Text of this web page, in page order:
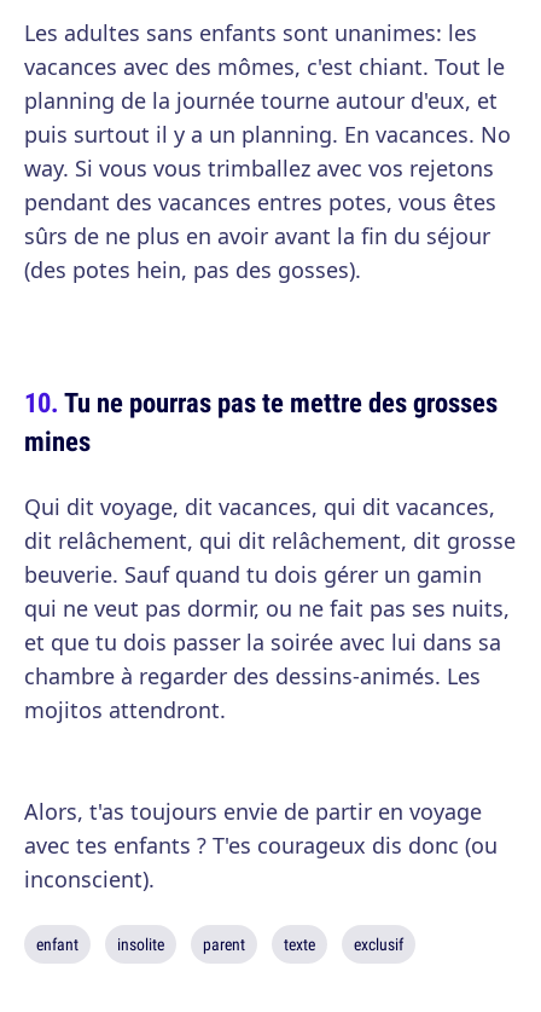
Les adultes sans enfants sont unanimes: les
vacances avec des mômes, c'est chiant. Tout le
planning de la journée tourne autour d'eux, et
puis surtout il y a un planning. En vacances. No
way. Si vous vous trimballez avec vos rejetons
pendant des vacances entres potes, vous êtes
sûrs de ne plus en avoir avant la fin du séjour
(des potes hein, pas des gosses).
Tu ne pourras pas te mettre des grosses
mines
Qui dit voyage, dit vacances, qui dit vacances,
dit relâchement, qui dit relâchement, dit grosse
beuverie. Sauf quand tu dois gérer un gamin
qui ne veut pas dormir, ou ne fait pas ses nuits,
et que tu dois passer la soirée avec lui dans sa
chambre à regarder des dessins-animés. Les
mojitos attendront.
Alors, t'as toujours envie de partir en voyage
avec tes enfants ? T'es courageux dis donc (ou
inconscient).
enfant insolite parent texte exclusif